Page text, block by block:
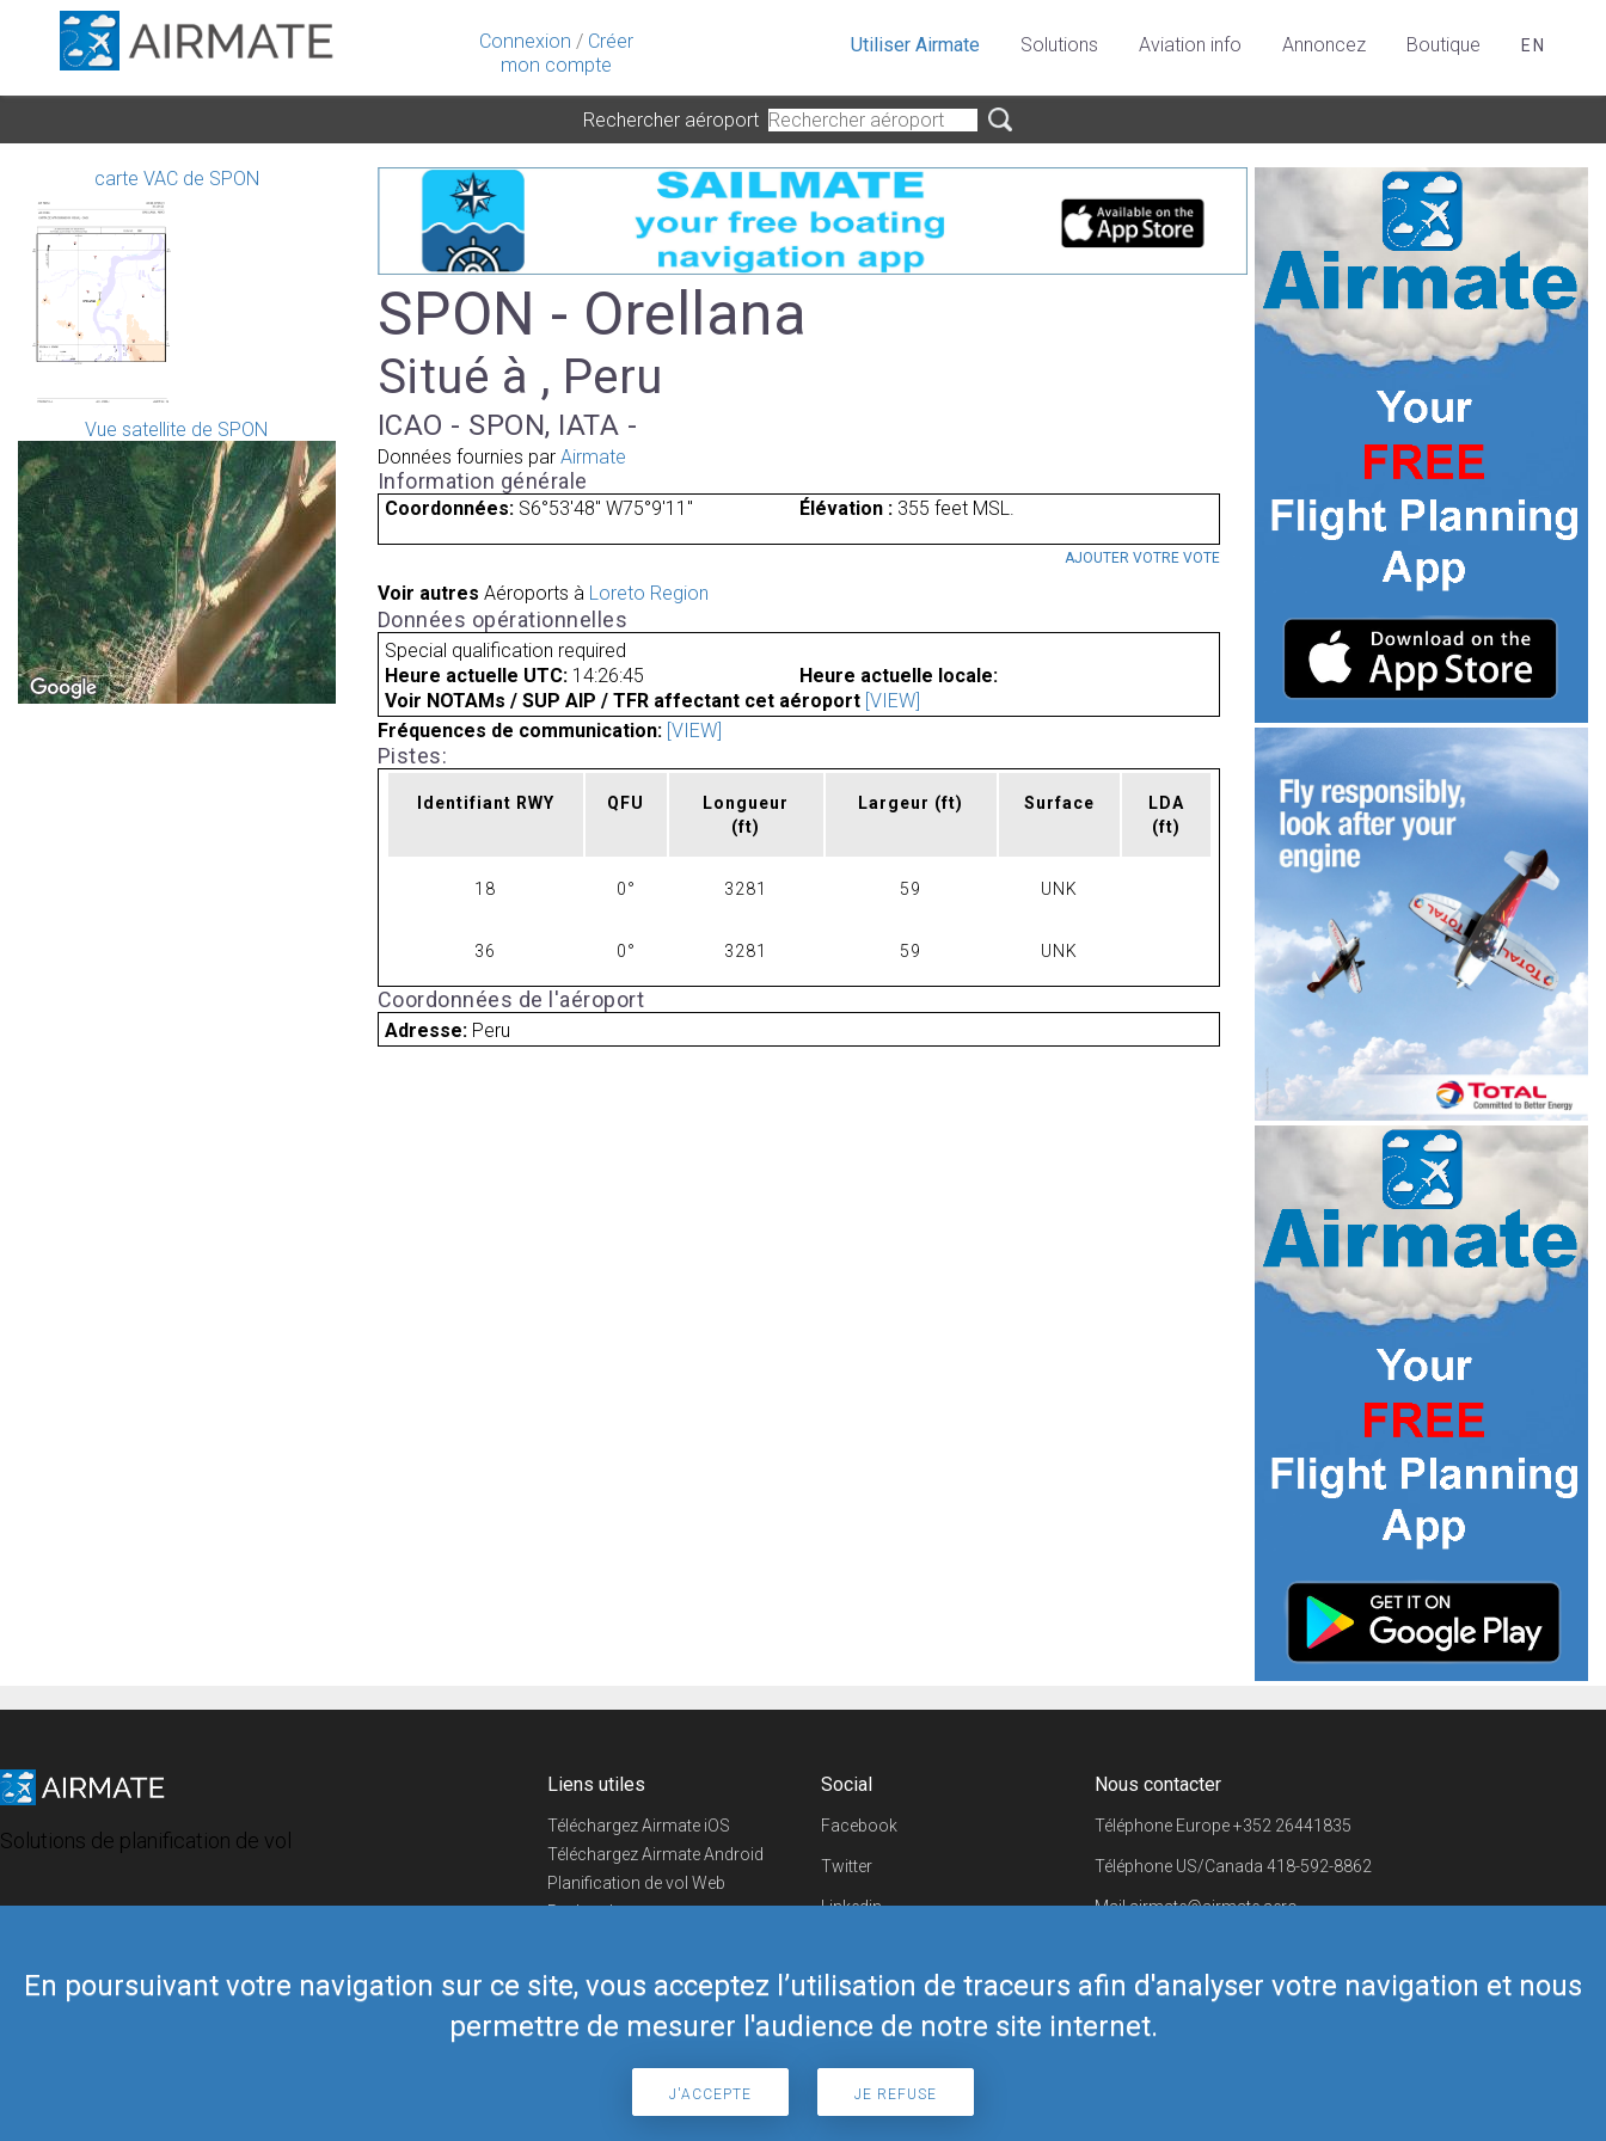
Connexion / Créer
mon compte
En poursuivant votre navigation sur ce site, vous acceptez l’utilisation de traceurs afin d'analyser votre navigation et nous
permettre de mesurer l'audience de notre site internet.
J'ACCEPTE JE REFUSE
Utiliser Airmate Solutions Aviation info Annoncez Boutique EN
Rechercher aéroport
carte VAC de SPON
Vue satellite de SPON
SPON - Orellana
Situé à , Peru
ICAO - SPON, IATA -
Données fournies par Airmate
Information générale
Coordonnées: S6°53'48" W75°9'11" Élévation :355 feet MSL.
AJOUTER VOTRE VOTE
Voir autres Aéroports à Loreto Region
Données opérationnelles
Special qualification required
Heure actuelle UTC: 14:26:45
Heure actuelle locale:
Voir NOTAMs / SUP AIP / TFR affectant cet aéroport [VIEW]
Fréquences de communication: [VIEW]
Pistes:
Identifiant RWY QFU
Longueur
(ft)
Largeur (ft) Surface
LDA
(ft)
18 0° 3281 59 UNK
36 0° 3281 59 UNK
Coordonnées de l'aéroport
Adresse: Peru
Solutions de planification de vol
Liens utiles
Téléchargez Airmate iOS
Téléchargez Airmate Android
Planification de vol Web
Recherche
Boutique Airmate
Social
Facebook
Twitter
Linkedin
Telegram
Nous contacter
Téléphone Europe+352 26441835
Téléphone US/Canada 418-592-8862
Mailairmate@airmate.aero